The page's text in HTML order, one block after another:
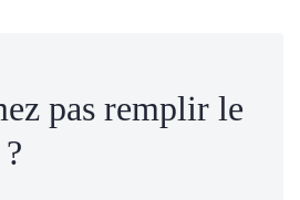
pas remplir le